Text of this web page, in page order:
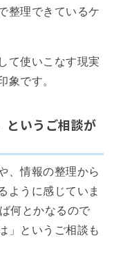
整理できているケ
て使いこなす現実
です。
というご相談が
、情報の整理から
ように感じていま
何とかなるので
」というご相談も